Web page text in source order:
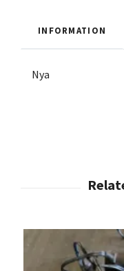
INFORMATION
Nya